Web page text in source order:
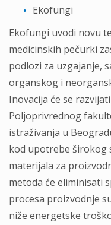
Ekofungi
Ekofungi uvodi novu
medicinskih pečurki
podlozi za uzgajanje,
organskog i
Inovacija će se
Poljoprivrednog
istraživanja u
kod upotrebe širokog
materijala za
metoda će eliminisati
procesa proizvodnje
niže energetske